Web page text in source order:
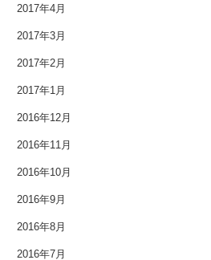
2017年4月
2017年3月
2017年2月
2017年1月
2016年12月
2016年11月
2016年10月
2016年9月
2016年8月
2016年7月